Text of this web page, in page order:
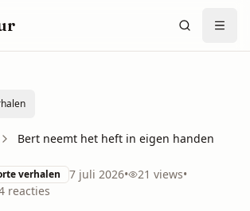
Bert neemt het heft in eigen handen
verhalen 7 juli 2026• 21 views•
reacties